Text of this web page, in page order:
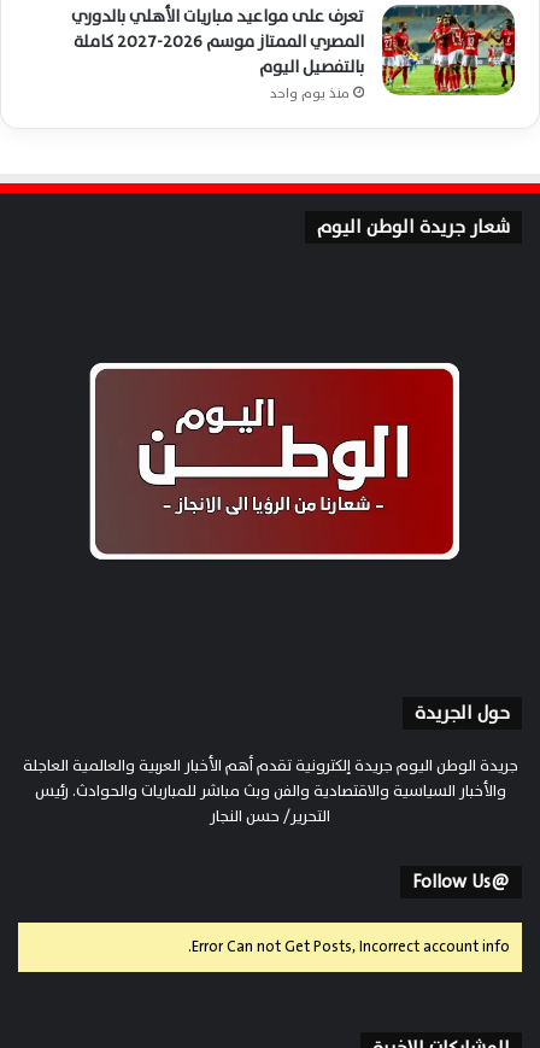
تعرف على مواعيد مباريات الأهلي بالدوري
المصري الممتاز موسم 2026-2027 كاملة
بالتفصيل اليوم
منذ يوم واحد
شعار جريدة الوطن اليوم
حول الجريدة
جريدة الوطن اليوم جريدة إلكترونية تقدم أهم الأخبار العربية والعالمية العاجلة
والأخبار السياسية والاقتصادية والفن وبث مباشر للمباريات والحوادث. رئيس
التحرير/ حسن النجار
@Follow Us
Error Can not Get Posts, Incorrect account info.